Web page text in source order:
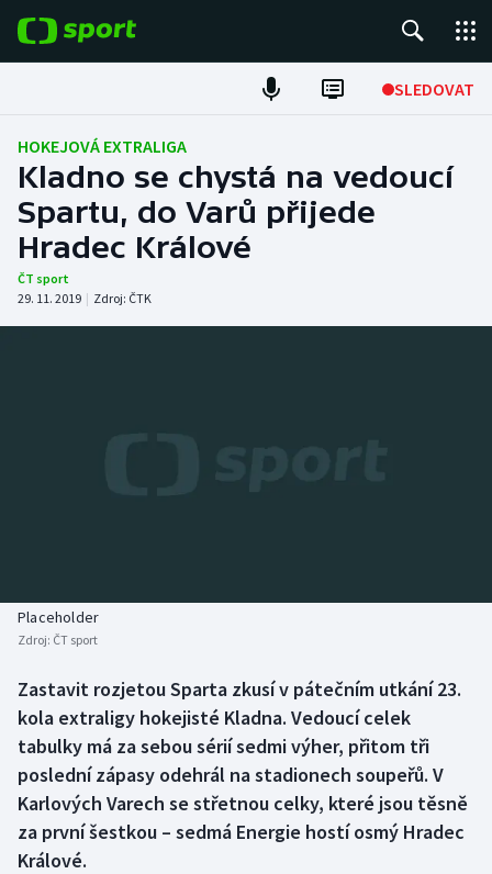
SLEDOVAT
Fotbal
Hokej
Tenis
Atletika
Biatlon
Box
Curling
Dostihy
Aplikace ČT sport
HOKEJOVÁ EXTRALIGA
Kladno se chystá na vedoucí
Spartu, do Varů přijede
Hradec Králové
ČT sport
29. 11. 2019 | Zdroj: ČTK
Placeholder
Zdroj: ČT sport
Zastavit rozjetou Sparta zkusí v pátečním utkání 23.
kola extraligy hokejisté Kladna. Vedoucí celek
tabulky má za sebou sérií sedmi výher, přitom tři
poslední zápasy odehrál na stadionech soupeřů. V
Karlových Varech se střetnou celky, které jsou těsně
za první šestkou – sedmá Energie hostí osmý Hradec
Králové.